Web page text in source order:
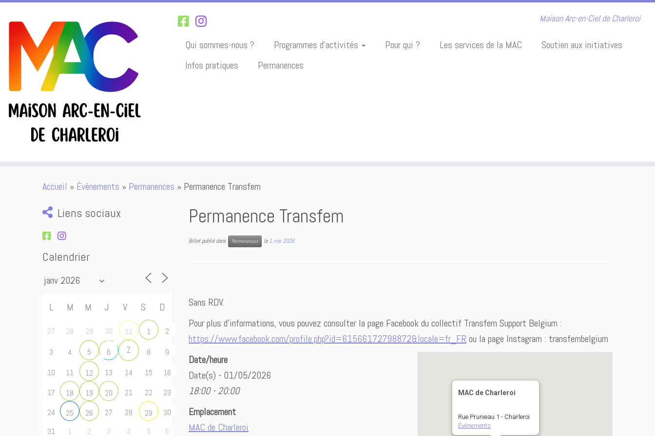
Maison Arc-en-Ciel de Charleroi
Qui sommes-nous ? Programmes d’activités Pour qui ? Les services de la MAC
Soutien aux initiatives
Infos pratiques
Permanences
Accueil » Évènements » Permanences » Permanence Transfem
Liens sociaux
Calendrier
L M M J V S D
27 28 29 30 31 1 2
3 4 5 6 7 8 9
10 11 12 13 14 15
16
17
18 19 20 21 22
23
24
25 26 27 28 29
30
31
1 2 3 4 5 6
Permanence Transfem
Billet publié dans Permanences le1 mai 2026
Sans RDV.
Pour plus d’informations, vous pouvez consulter la page Facebook du collectif Transfem Support Belgium :
https://www.facebook.com/profile.php?id=61566172798872&locale=fr_FR ou la page Instagram : transfembelgium
MAC de Charleroi
Rue Prunieau 1 - Charleroi
Évènements
Date/heure
Date(s) - 01/05/2026
18:00 - 20:00
Emplacement
MAC de Charleroi